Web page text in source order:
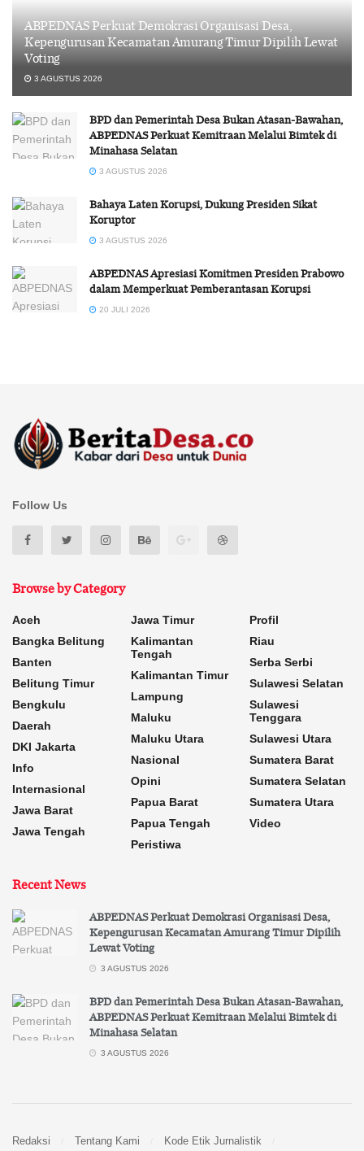
ABPEDNAS Perkuat Demokrasi Organisasi Desa,
Kepengurusan Kecamatan Amurang Timur Dipilih Lewat
Voting
3 AGUSTUS 2026
BPD dan Pemerintah Desa Bukan Atasan-Bawahan,
ABPEDNAS Perkuat Kemitraan Melalui Bimtek di
Minahasa Selatan
3 AGUSTUS 2026
Bahaya Laten Korupsi, Dukung Presiden Sikat
Koruptor
3 AGUSTUS 2026
ABPEDNAS Apresiasi Komitmen Presiden Prabowo
dalam Memperkuat Pemberantasan Korupsi
20 JULI 2026
Follow Us
Browse by Category
Aceh
Bangka Belitung
Banten
Belitung Timur
Bengkulu
Daerah
DKI Jakarta
Info
Internasional
Jawa Barat
Jawa Tengah
Jawa Timur
Kalimantan
Tengah
Kalimantan Timur
Lampung
Maluku
Maluku Utara
Nasional
Opini
Papua Barat
Papua Tengah
Peristiwa
Profil
Riau
Serba Serbi
Sulawesi Selatan
Sulawesi
Tenggara
Sulawesi Utara
Sumatera Barat
Sumatera Selatan
Sumatera Utara
Video
Recent News
ABPEDNAS Perkuat Demokrasi Organisasi Desa,
Kepengurusan Kecamatan Amurang Timur Dipilih
Lewat Voting
3 AGUSTUS 2026
BPD dan Pemerintah Desa Bukan Atasan-Bawahan,
ABPEDNAS Perkuat Kemitraan Melalui Bimtek di
Minahasa Selatan
3 AGUSTUS 2026
Redaksi Tentang Kami
Kode Etik Jurnalistik